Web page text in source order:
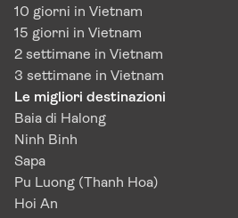
10 giorni in Vietnam
15 giorni in Vietnam
2 settimane in Vietnam
3 settimane in Vietnam
Le migliori destinazioni
Baia di Halong
Ninh Binh
Sapa
Pu Luong (Thanh Hoa)
Hoi An